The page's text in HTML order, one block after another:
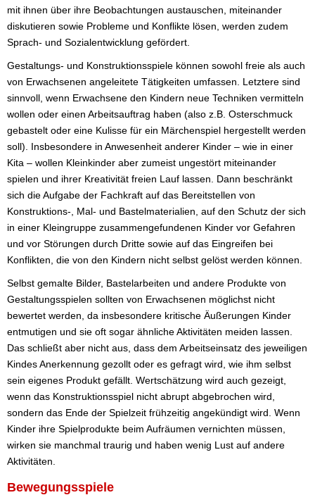
mit ihnen über ihre Beobachtungen austauschen, miteinander
diskutieren sowie Probleme und Konflikte lösen, werden zudem
Sprach- und Sozialentwicklung gefördert.
Gestaltungs- und Konstruktionsspiele können sowohl freie als auch
von Erwachsenen angeleitete Tätigkeiten umfassen. Letztere sind
sinnvoll, wenn Erwachsene den Kindern neue Techniken vermitteln
wollen oder einen Arbeitsauftrag haben (also z.B. Osterschmuck
gebastelt oder eine Kulisse für ein Märchenspiel hergestellt werden
soll). Insbesondere in Anwesenheit anderer Kinder – wie in einer
Kita – wollen Kleinkinder aber zumeist ungestört miteinander
spielen und ihrer Kreativität freien Lauf lassen. Dann beschränkt
sich die Aufgabe der Fachkraft auf das Bereitstellen von
Konstruktions-, Mal- und Bastelmaterialien, auf den Schutz der sich
in einer Kleingruppe zusammengefundenen Kinder vor Gefahren
und vor Störungen durch Dritte sowie auf das Eingreifen bei
Konflikten, die von den Kindern nicht selbst gelöst werden können.
Selbst gemalte Bilder, Bastelarbeiten und andere Produkte von
Gestaltungsspielen sollten von Erwachsenen möglichst nicht
bewertet werden, da insbesondere kritische Äußerungen Kinder
entmutigen und sie oft sogar ähnliche Aktivitäten meiden lassen.
Das schließt aber nicht aus, dass dem Arbeitseinsatz des jeweiligen
Kindes Anerkennung gezollt oder es gefragt wird, wie ihm selbst
sein eigenes Produkt gefällt. Wertschätzung wird auch gezeigt,
wenn das Konstruktionsspiel nicht abrupt abgebrochen wird,
sondern das Ende der Spielzeit frühzeitig angekündigt wird. Wenn
Kinder ihre Spielprodukte beim Aufräumen vernichten müssen,
wirken sie manchmal traurig und haben wenig Lust auf andere
Aktivitäten.
Bewegungsspiele